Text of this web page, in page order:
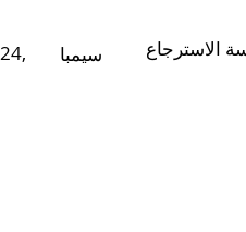
سيمبا الاسترجاع